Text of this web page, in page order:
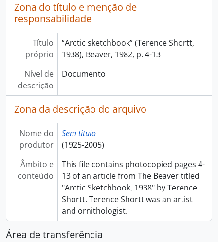
Zona do título e menção de
responsabilidade
Título
próprio
“Arctic sketchbook” (Terence Shortt,
1938), Beaver, 1982, p. 4-13
Nível de
descrição
Documento
Zona da descrição do arquivo
Nome do
produtor
Sem título
(1925-2005)
Âmbito e
conteúdo
This file contains photocopied pages 4-
13 of an article from The Beaver titled
"Arctic Sketchbook, 1938" by Terence
Shortt. Terence Shortt was an artist
and ornithologist.
Área de transferência